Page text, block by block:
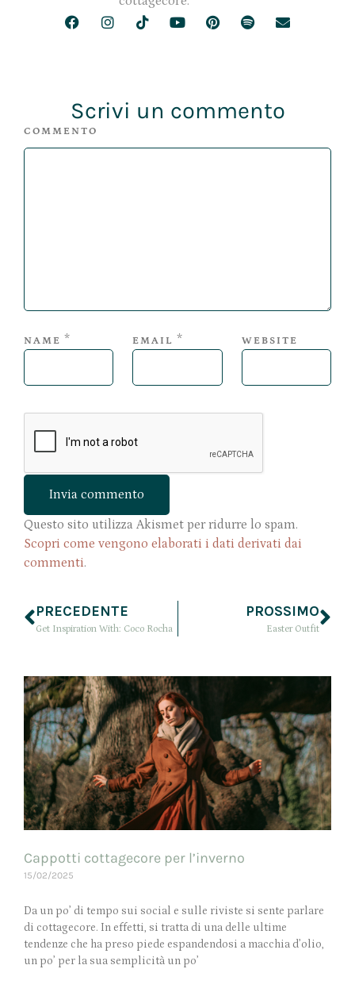
Scrivi un commento
COMMENTO
NAME * EMAIL * WEBSITE
Questo sito utilizza Akismet per ridurre lo spam.
Scopri come vengono elaborati i dati derivati dai
commenti.
PRECEDENTE
Get Inspiration With: Coco Rocha
PROSSIMO
Easter Outfit
Cappotti cottagecore per l’inverno
15/02/2025
Da un po’ di tempo sui social e sulle riviste si sente parlare
di cottagecore. In effetti, si tratta di una delle ultime
tendenze che ha preso piede espandendosi a macchia d’olio,
un po’ per la sua semplicità un po’